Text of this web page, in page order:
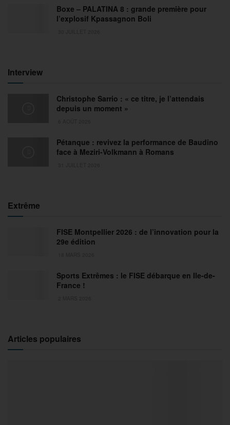
Boxe – PALATINA 8 : grande première pour
l’explosif Kpassagnon Boli
Interview
Christophe Sarrio : « ce titre, je l’attendais
depuis un moment »
Pétanque : revivez la performance de Baudino
face à Meziri-Volkmann à Romans
Extrême
FISE Montpellier 2026 : de l’innovation pour la
29e édition
Sports Extrêmes : le FISE débarque en Ile-de-
France !
Articles populaires